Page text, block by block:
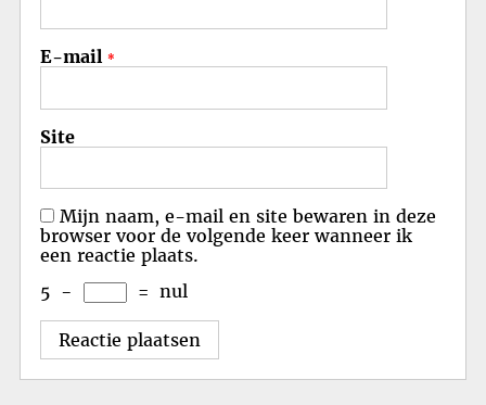
E-mail *
Site
Mijn naam, e-mail en site bewaren in deze
browser voor de volgende keer wanneer ik
een reactie plaats.
5 − = nul